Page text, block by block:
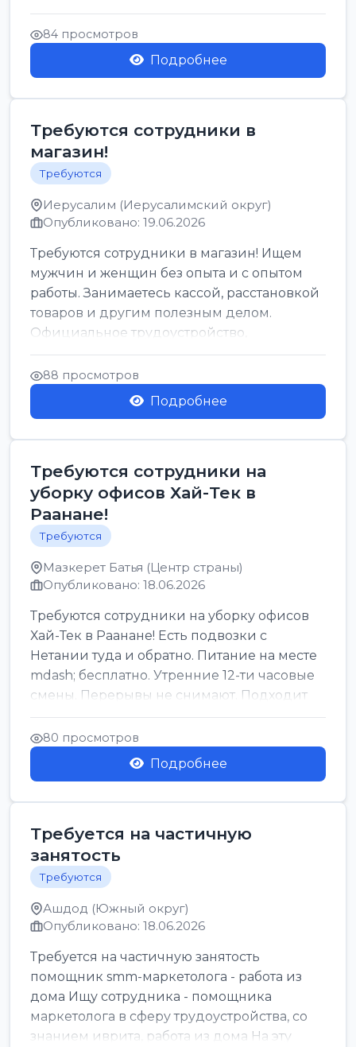
Только официальн...
84 просмотров
Подробнее
Требуются сотрудники в
магазин!
Требуются
Иерусалим (Иерусалимский округ)
Опубликовано: 19.06.2026
Требуются сотрудники в магазин! Ищем
мужчин и женщин без опыта и с опытом
работы. Занимаетесь кассой, расстановкой
товаров и другим полезным делом.
Официальное трудоустройство,
стабильная зарплата от ...
88 просмотров
Подробнее
Требуются сотрудники на
уборку офисов Хай-Тек в
Раанане!
Требуются
Мазкерет Батья (Центр страны)
Опубликовано: 18.06.2026
Требуются сотрудники на уборку офисов
Хай-Тек в Раанане! Есть подвозки с
Нетании туда и обратно. Питание на месте
mdash; бесплатно. Утренние 12-ти часовые
смены. Перерывы не снимают. Подходит
для всех...
80 просмотров
Подробнее
Требуется на частичную
занятость
Требуются
Ашдод (Южный округ)
Опубликовано: 18.06.2026
Требуется на частичную занятость
помощник smm-маркетолога - работа из
дома Ищу сотрудника - помощника
маркетолога в сферу трудоустройства, со
знанием иврита, работа из дома На эту